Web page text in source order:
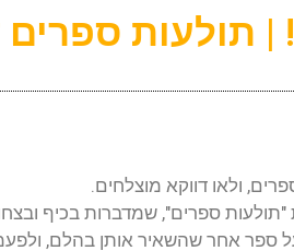
| תולעות ספרים
ולאו דווקא מוצלחים.
ספרים", שמדברות בכיף
ספר אחר שהשאיר אותן בהלם,